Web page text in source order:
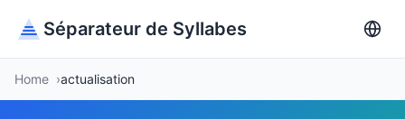
Séparateur de Syllabes
Home actualisation